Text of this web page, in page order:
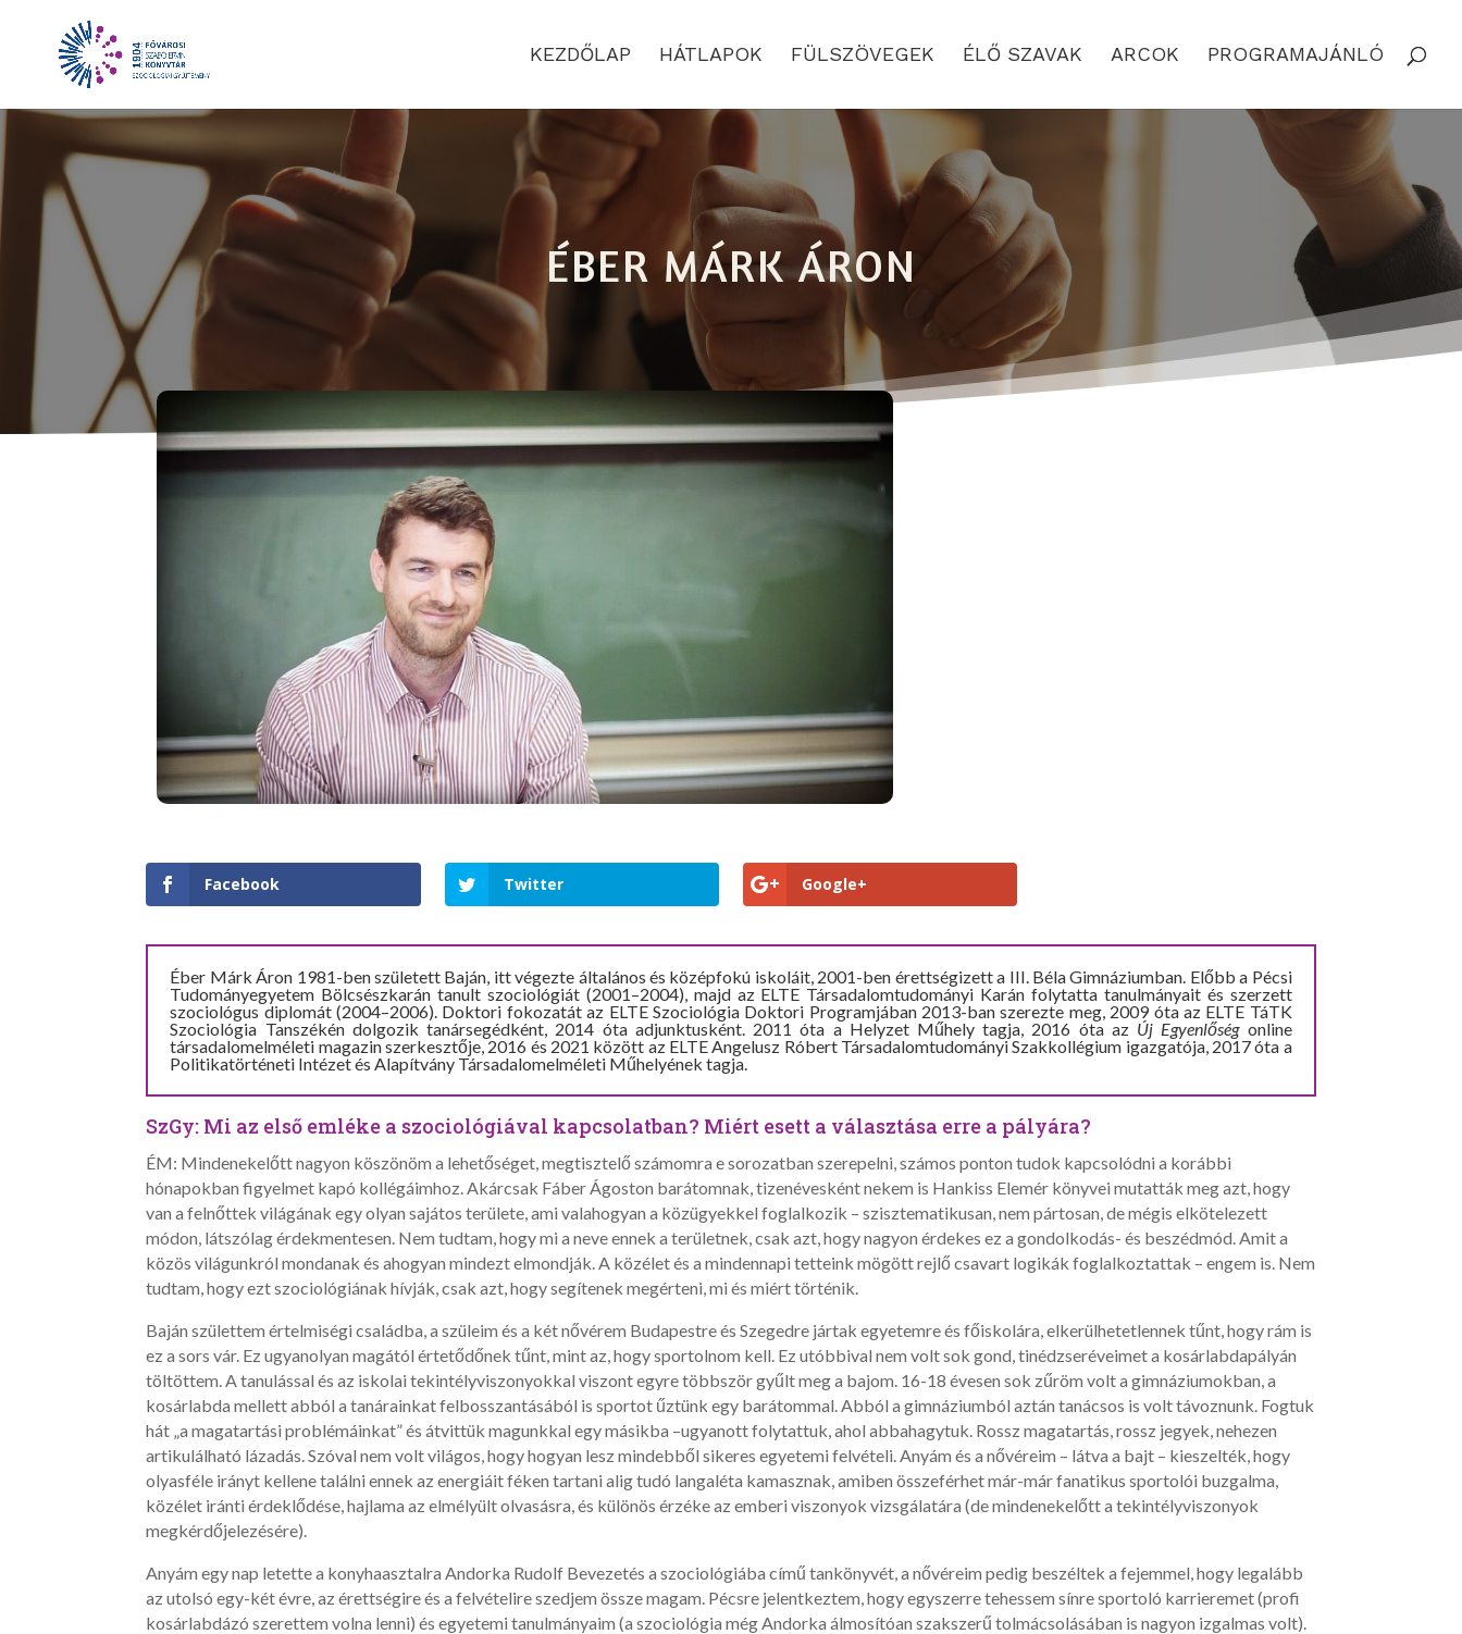
KEZDŐLAP HÁTLAPOK FÜLSZÖVEGEK ÉLŐ SZAVAK ARCOK PROGRAMAJÁNLÓ
ÉBER MÁRK ÁRON
Facebook Twitter Google+
Éber Márk Áron 1981-ben született Baján, itt végezte általános és középfokú iskoláit, 2001-ben érettségizett a III. Béla Gimnáziumban. Előbb a Pécsi
Tudományegyetem Bölcsészkarán tanult szociológiát (2001–2004), majd az ELTE Társadalomtudományi Karán folytatta tanulmányait és szerzett
szociológus diplomát (2004–2006). Doktori fokozatát az ELTE Szociológia Doktori Programjában 2013-ban szerezte meg, 2009 óta az ELTE TáTK
Szociológia Tanszékén dolgozik tanársegédként, 2014 óta adjunktusként. 2011 óta a Helyzet Műhely tagja, 2016 óta az Új Egyenlőségonline
társadalomelméleti magazin szerkesztője, 2016 és 2021 között az ELTE Angelusz Róbert Társadalomtudományi Szakkollégium igazgatója, 2017 óta a
Politikatörténeti Intézet és Alapítvány Társadalomelméleti Műhelyének tagja.
SzGy: Mi az első emléke a szociológiával kapcsolatban? Miért esett a választása erre a pályára?
ÉM: Mindenekelőtt nagyon köszönöm a lehetőséget, megtisztelő számomra e sorozatban szerepelni, számos ponton tudok kapcsolódni a korábbi
hónapokban figyelmet kapó kollégáimhoz. Akárcsak Fáber Ágoston barátomnak, tizenévesként nekem is Hankiss Elemér könyvei mutatták meg azt, hogy
van a felnőttek világának egy olyan sajátos területe, ami valahogyan a közügyekkel foglalkozik – szisztematikusan, nem pártosan, de mégis elkötelezett
módon, látszólag érdekmentesen. Nem tudtam, hogy mi a neve ennek a területnek, csak azt, hogy nagyon érdekes ez a gondolkodás- és beszédmód. Amit a
közös világunkról mondanak és ahogyan mindezt elmondják. A közélet és a mindennapi tetteink mögött rejlő csavart logikák foglalkoztattak – engem is. Nem
tudtam, hogy ezt szociológiának hívják, csak azt, hogy segítenek megérteni, mi és miért történik.
Baján születtem értelmiségi családba, a szüleim és a két nővérem Budapestre és Szegedre jártak egyetemre és főiskolára, elkerülhetetlennek tűnt, hogy rám is
ez a sors vár. Ez ugyanolyan magától értetődőnek tűnt, mint az, hogy sportolnom kell. Ez utóbbival nem volt sok gond, tinédzseréveimet a kosárlabdapályán
töltöttem. A tanulással és az iskolai tekintélyviszonyokkal viszont egyre többször gyűlt meg a bajom. 16-18 évesen sok zűröm volt a gimnáziumokban, a
kosárlabda mellett abból a tanárainkat felbosszantásából is sportot űztünk egy barátommal. Abból a gimnáziumból aztán tanácsos is volt távoznunk. Fogtuk
hát „a magatartási problémáinkat” és átvittük magunkkal egy másikba –ugyanott folytattuk, ahol abbahagytuk. Rossz magatartás, rossz jegyek, nehezen
artikulálható lázadás. Szóval nem volt világos, hogy hogyan lesz mindebből sikeres egyetemi felvételi. Anyám és a nővéreim – látva a bajt – kieszelték, hogy
olyasféle irányt kellene találni ennek az energiáit féken tartani alig tudó langaléta kamasznak, amiben összeférhet már-már fanatikus sportolói buzgalma,
közélet iránti érdeklődése, hajlama az elmélyült olvasásra, és különös érzéke az emberi viszonyok vizsgálatára (de mindenekelőtt a tekintélyviszonyok
megkérdőjelezésére).
Anyám egy nap letette a konyhaasztalra Andorka Rudolf Bevezetés a szociológiába című tankönyvét, a nővéreim pedig beszéltek a fejemmel, hogy legalább
az utolsó egy-két évre, az érettségire és a felvételire szedjem össze magam. Pécsre jelentkeztem, hogy egyszerre tehessem sínre sportoló karrieremet (profi
kosárlabdázó szerettem volna lenni) és egyetemi tanulmányaim (a szociológia még Andorka álmosítóan szakszerű tolmácsolásában is nagyon izgalmas volt).